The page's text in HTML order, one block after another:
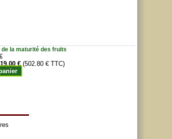
de la maturité des fruits
€ (502.80 € TTC)